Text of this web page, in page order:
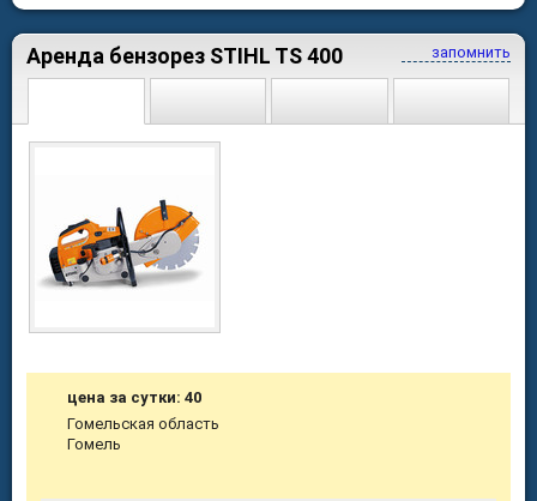
запомнить
Аренда бензорез STIHL TS 400
цена за сутки: 40
Гомельская область
Гомель